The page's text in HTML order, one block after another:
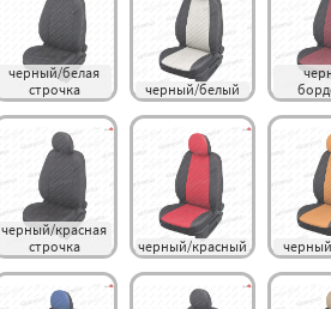
черный/белая
строчка
черный/белый
черный/красная
строчка
черный/красный